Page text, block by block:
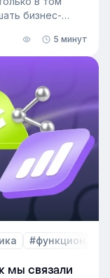
бизнес-
влияние
ли этот
подходы к
и L&D, а
происходит и
подготовлен
директора
HR4People.
5 минут
#функционал
мы связали